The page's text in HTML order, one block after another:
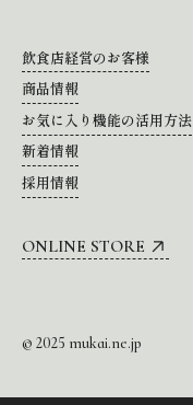
飲食店経営のお客様
商品情報
お気に入り機能の活用方法
新着情報
採用情報
ONLINE STORE
© 2025 mukai.ne.jp